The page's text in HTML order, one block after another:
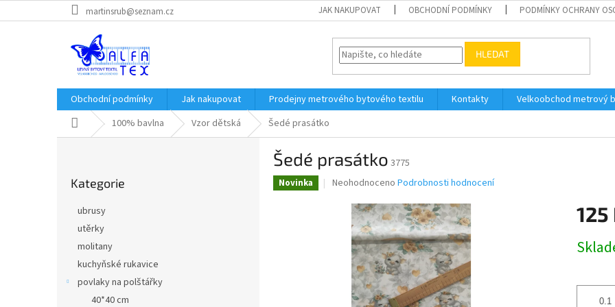
na
martinsrub@seznam.cz JAK NAKUPOVAT OBCHODNÍ PODMÍNKY PODMÍNKY OCHRANY
HLEDAT
Obchodní podmínky Jak nakupovat Prodejny metrového bytového textilu Kontakty Velkoobchod metrový
Domů 100% bavlna Vzor dětská Šedé prasátko
kategorie
Kategorie
ubrusy
utěrky
molitany
kuchyňské rukavice
povlaky na polštářky
40*40 cm
Šedé prasátko 3775
Novinka
Průměrné
produktu
hvězdiček.
Neohodnoceno Podrobnosti hodnocení
125
cena: